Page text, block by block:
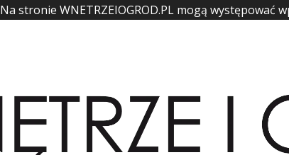
Na stronie WNETRZEIOGROD.PL mogą występować